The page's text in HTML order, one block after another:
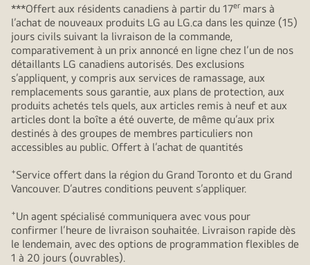
***Offert aux résidents canadiens à partir du 17er mars à
l’achat de nouveaux produits LG au LG.ca dans les quinze (15)
jours civils suivant la livraison de la commande,
comparativement à un prix annoncé en ligne chez l’un de nos
détaillants LG canadiens autorisés. Des exclusions
s’appliquent, y compris aux services de ramassage, aux
remplacements sous garantie, aux plans de protection, aux
produits achetés tels quels, aux articles remis à neuf et aux
articles dont la boîte a été ouverte, de même qu’aux prix
destinés à des groupes de membres particuliers non
accessibles au public. Offert à l’achat de quantités
+Service offert dans la région du Grand Toronto et du Grand
Vancouver. D’autres conditions peuvent s’appliquer.
+Un agent spécialisé communiquera avec vous pour
confirmer l’heure de livraison souhaitée. Livraison rapide dès
le lendemain, avec des options de programmation flexibles de
1 à 20 jours (ouvrables).